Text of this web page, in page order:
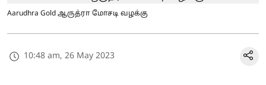
Aarudhra Gold ஆருத்ரா மோசடி வழக்கு
10:48 am, 26 May 2023